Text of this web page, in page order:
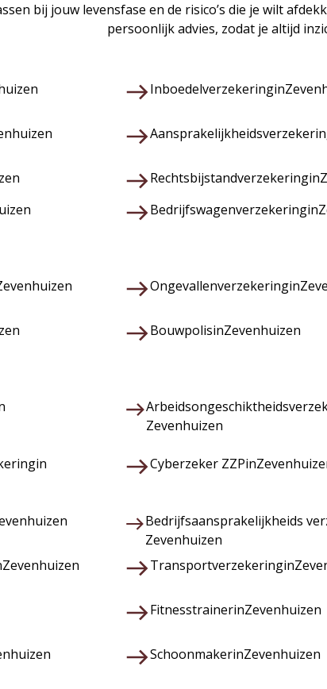
bij jouw levensfase en de risico’s die je wilt
persoonlijk advies, zodat je altijd
Inboedelverzekeringin
Rechtsbijstandverzekeringin
Bedrijfswagenverzekeringin
Ongevallenverzekeringin
BouwpolisinZevenhuizen
Zevenhuizen
in
Cyberzeker ZZPin
Bedrijfsaansprakelijkheids
Zevenhuizen
Zevenhuizen Transportverzekeringin
FitnesstrainerinZevenhuizen
SchoonmakerinZevenhuizen